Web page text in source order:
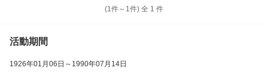
(1件～ 1件) 全 1 件
活動期間
1926年01月06日 ～ 1990年07月14日